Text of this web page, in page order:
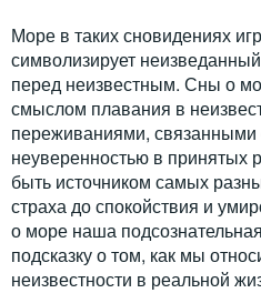
Море в таких сновидениях
символизирует
перед неизвестным. Сны о
смыслом плавания в
переживаниями,
неуверенностью в
быть источником самых
страха до спокойствия и
о море наша
подсказку о том, как мы
неизвестности в реальной